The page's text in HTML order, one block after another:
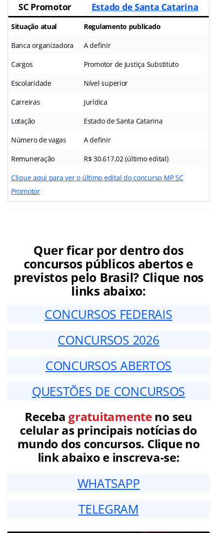
SC Promotor
Estado de Santa Catarina
Situação atual Regulamento publicado
Banca organizadora A definir
Cargos Promotor de Justiça Substituto
Escolaridade Nível superior
Carreiras Jurídica
Lotação Estado de Santa Catarina
Número de vagas A definir
Remuneração R$ 30.617,02 (último edital)
Clique aqui para ver o último edital do concurso MP SC
Promotor
Quer ficar por dentro dos
concursos públicos abertos e
previstos pelo Brasil? Clique nos
links abaixo:
CONCURSOS FEDERAIS
CONCURSOS 2026
CONCURSOS ABERTOS
QUESTÕES DE CONCURSOS
Receba gratuitamenteno seu
celular as principais notícias do
mundo dos concursos. Clique no
link abaixo e inscreva-se:
WHATSAPP
TELEGRAM